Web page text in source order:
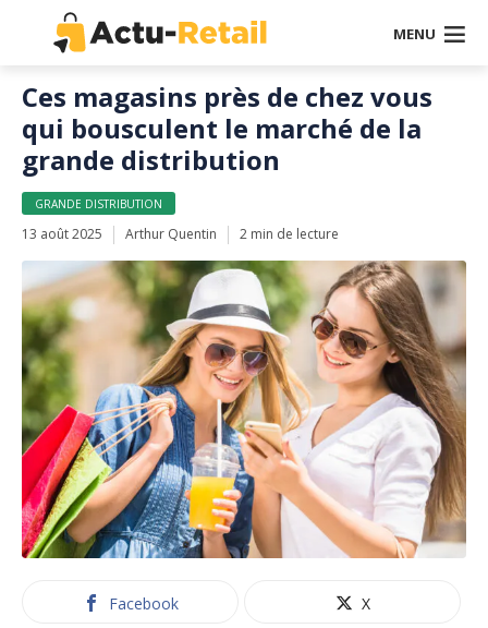
MENU
Ces magasins près de chez vous
qui bousculent le marché de la
grande distribution
GRANDE DISTRIBUTION
13 août 2025 Arthur Quentin 2 min de lecture
Facebook X